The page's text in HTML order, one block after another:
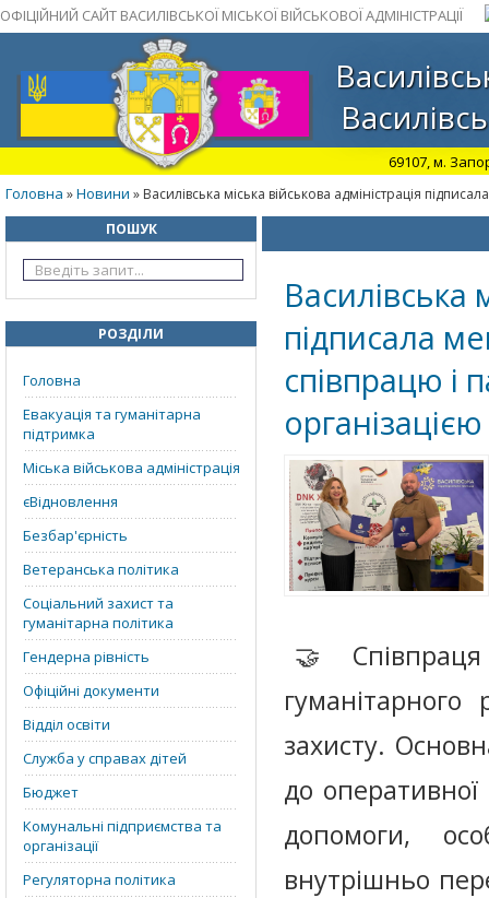
ОФІЦІЙНИЙ САЙТ ВАСИЛІВСЬКОЇ МІСЬКОЇ ВІЙСЬКОВОЇ АДМІНІСТРАЦІЇ
69107, м.
Головна »Новини » Василівська міська військова адміністрація
ПОШУК
РОЗДІЛИ
Головна
Евакуація та гуманітарна
підтримка
Міська військова адміністрація
єВідновлення
Безбар'єрність
Ветеранська політика
Соціальний захист та
гуманітарна політика
Гендерна рівність
Офіційні документи
Відділ освіти
Служба у справах дітей
Бюджет
Комунальні підприємства та
організації
Регуляторна політика
Василівська
підписала
співпрацю і
🤝 Співпраця
гуманітарного
захисту.
до оперативної
допомоги,
внутрішньо